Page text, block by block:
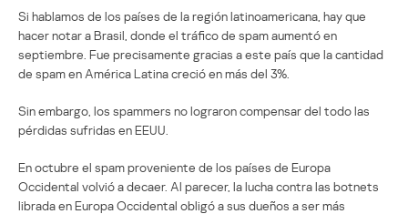
Si hablamos de los países de la región latinoamericana, hay que
hacer notar a Brasil, donde el tráfico de spam aumentó en
septiembre. Fue precisamente gracias a este país que la cantidad
de spam en América Latina creció en más del 3%.
Sin embargo, los spammers no lograron compensar del todo las
pérdidas sufridas en EEUU.
En octubre el spam proveniente de los países de Europa
Occidental volvió a decaer. Al parecer, la lucha contra las botnets
librada en Europa Occidental obligó a sus dueños a ser más